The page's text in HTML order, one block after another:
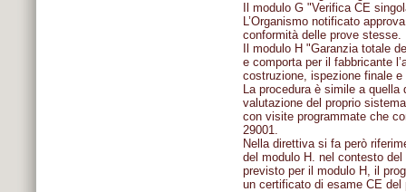
Il modulo G "Verifica CE
L’Organismo notificato
conformità delle prove stesse.
Il modulo H "Garanzia totale
e comporta per il fabbricante
costruzione, ispezione finale e
La procedura è simile a
valutazione del proprio
con visite programmate che
29001.
Nella direttiva si fa però
del modulo H. nel contesto
previsto per il modulo H, il
un certificato di esame CE del